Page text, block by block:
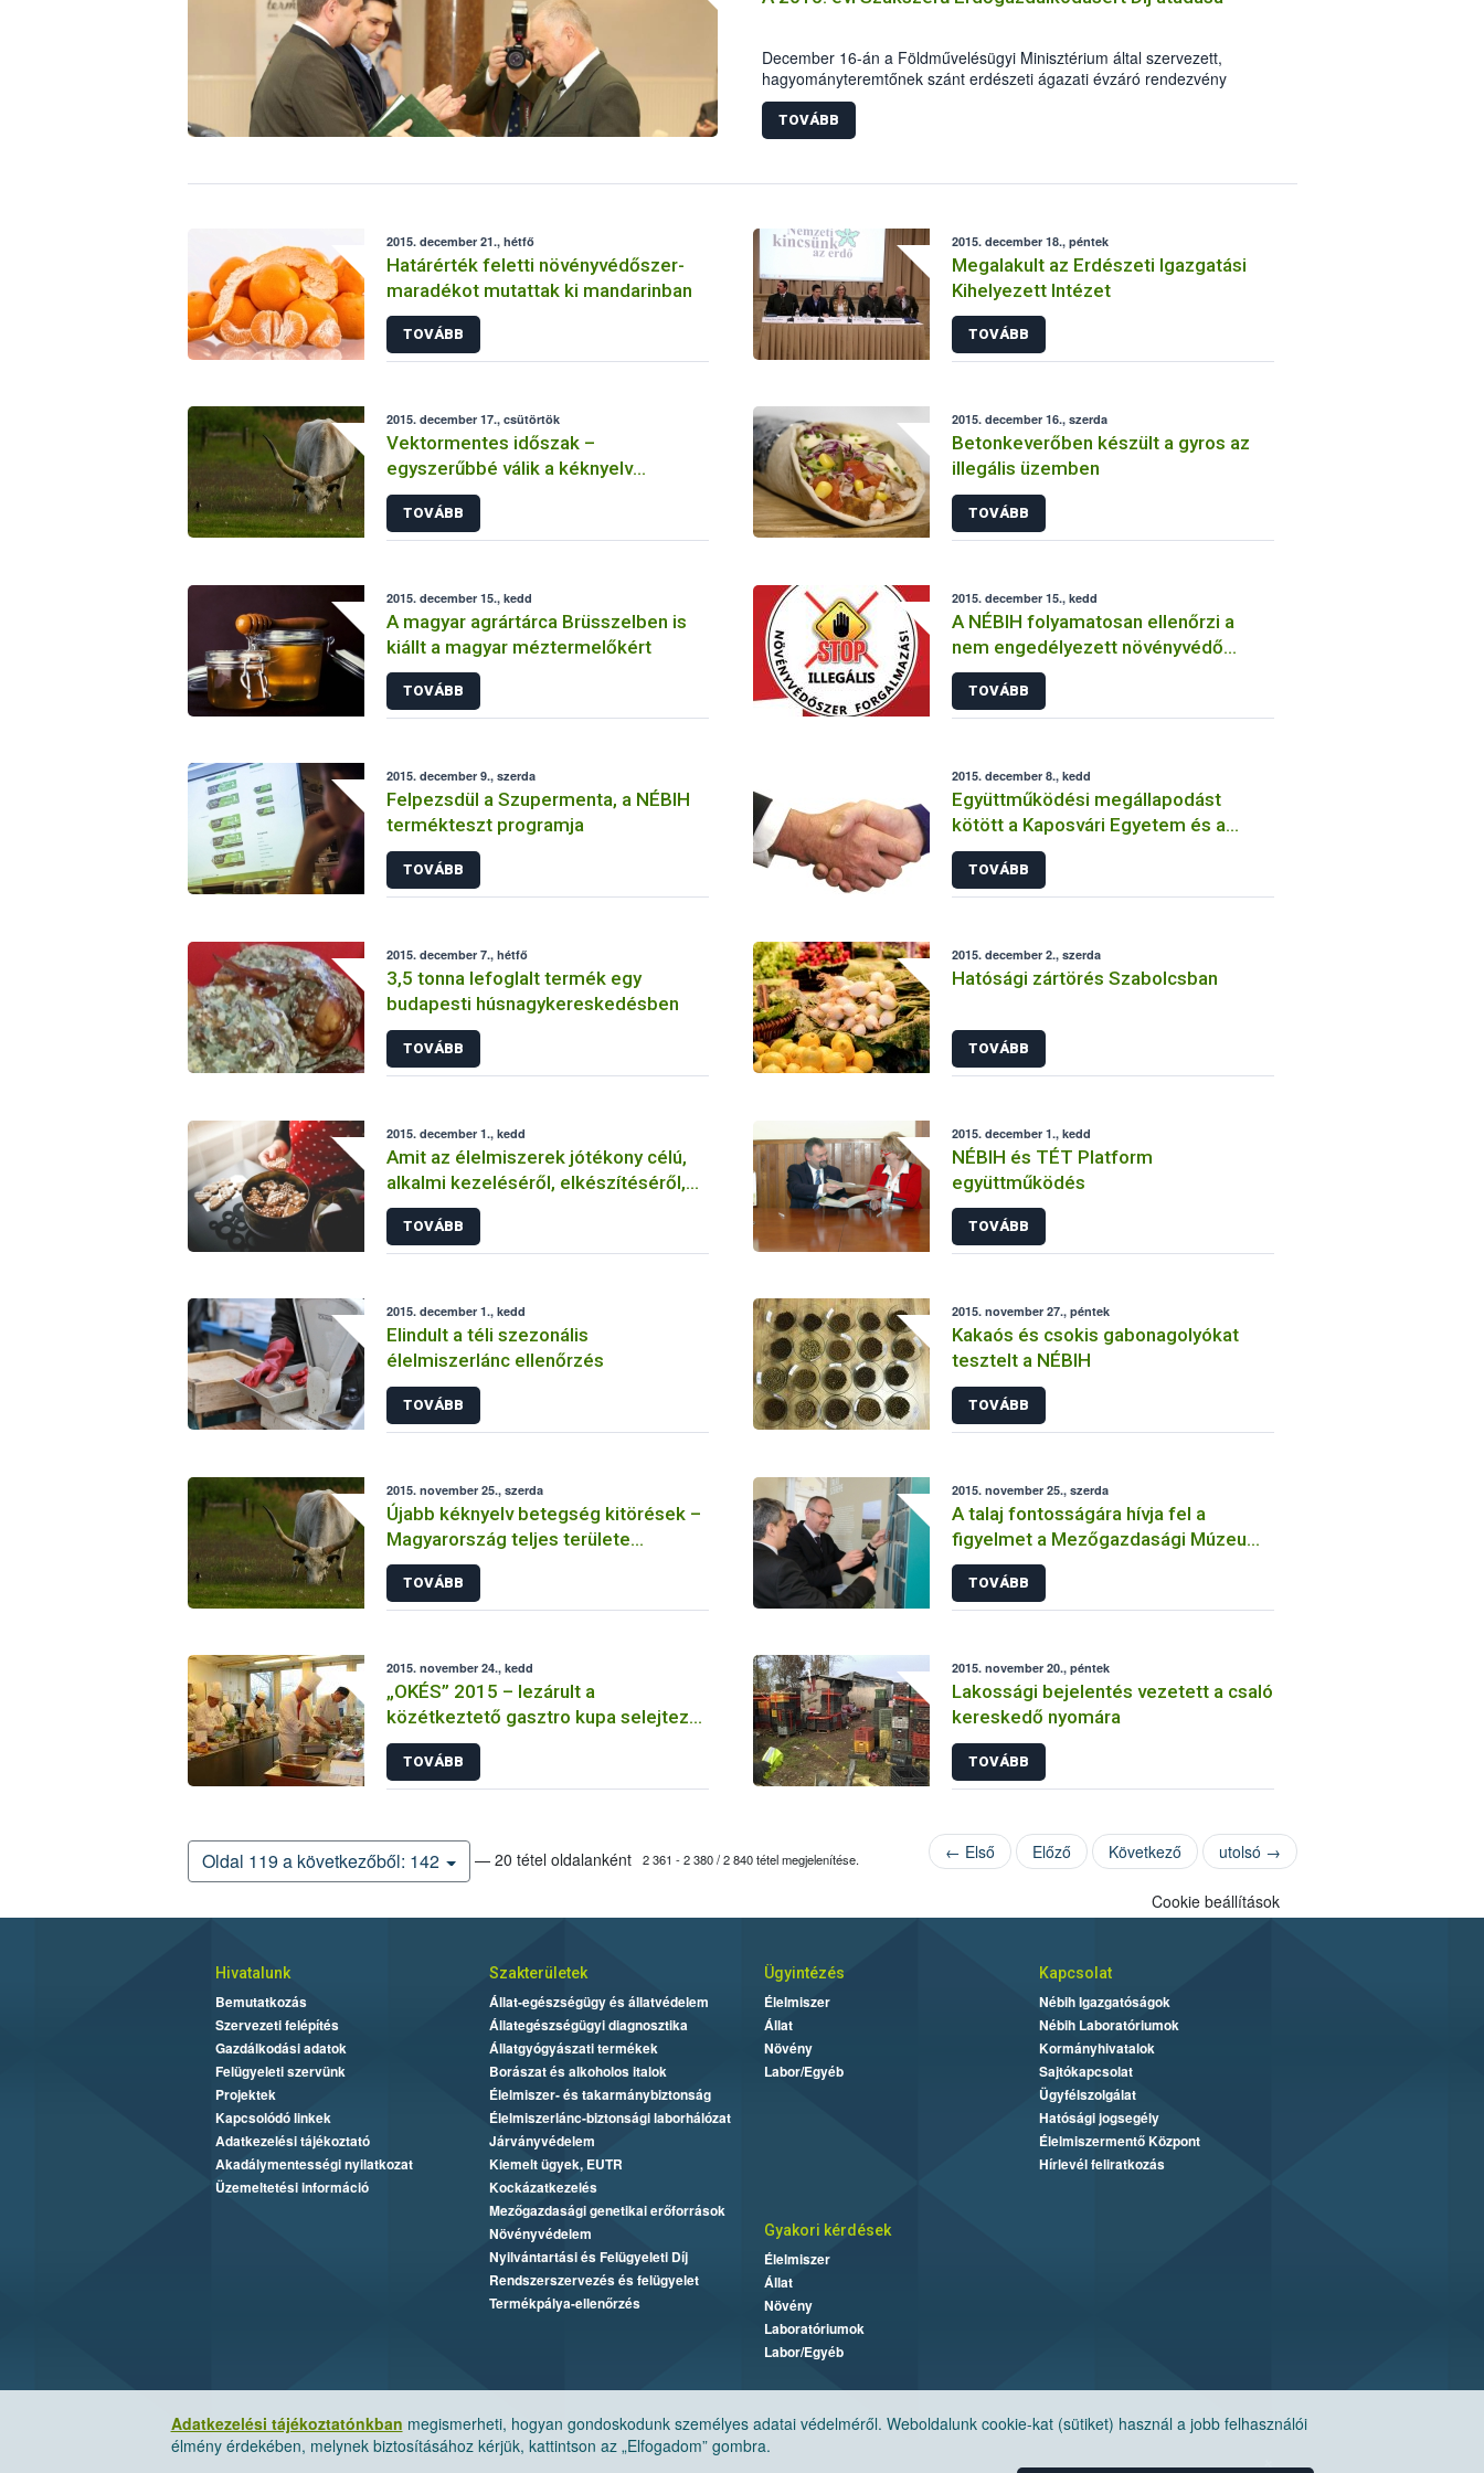
December 16-án a Földművelésügyi Minisztérium által szervezett,
hagyományteremtőnek szánt erdészeti ágazati évzáró rendezvény
keretében került sor a „Szakszerű Erdőgazdálkodásért Díj” átadására.
TOVÁBB
2015. december 21., hétfő
Határérték feletti növényvédőszer-
maradékot mutattak ki mandarinban
TOVÁBB
2015. december 18., péntek
Megalakult az Erdészeti Igazgatási
Kihelyezett Intézet
TOVÁBB
2015. december 17., csütörtök
Vektormentes időszak –
egyszerűbbé válik a kéknyelv
betegségre fogékony állatok
kiszállítása
TOVÁBB
2015. december 16., szerda
Betonkeverőben készült a gyros az
illegális üzemben
TOVÁBB
2015. december 15., kedd
A magyar agrártárca Brüsszelben is
kiállt a magyar méztermelőkért
TOVÁBB
2015. december 15., kedd
A NÉBIH folyamatosan ellenőrzi a
nem engedélyezett növényvédő
szerek forgalmazását és
felhasználását
TOVÁBB
2015. december 9., szerda
Felpezsdül a Szupermenta, a NÉBIH
termékteszt programja
TOVÁBB
2015. december 8., kedd
Együttműködési megállapodást
kötött a Kaposvári Egyetem és a
NÉBIH
TOVÁBB
2015. december 7., hétfő
3,5 tonna lefoglalt termék egy
budapesti húsnagykereskedésben
TOVÁBB
2015. december 2., szerda
Hatósági zártörés Szabolcsban
TOVÁBB
2015. december 1., kedd
Amit az élelmiszerek jótékony célú,
alkalmi kezeléséről, elkészítéséről,
tárolásáról és felszolgálásáról tudni
érdemes
TOVÁBB
2015. december 1., kedd
NÉBIH és TÉT Platform
együttműködés
TOVÁBB
2015. december 1., kedd
Elindult a téli szezonális
élelmiszerlánc ellenőrzés
TOVÁBB
2015. november 27., péntek
Kakaós és csokis gabonagolyókat
tesztelt a NÉBIH
TOVÁBB
2015. november 25., szerda
Újabb kéknyelv betegség kitörések –
Magyarország teljes területe
védőkörzetté vált
TOVÁBB
2015. november 25., szerda
A talaj fontosságára hívja fel a
figyelmet a Mezőgazdasági Múzeum
időszaki kiállítása
TOVÁBB
2015. november 24., kedd
„OKÉS” 2015 – lezárult a
közétkeztető gasztro kupa selejtező
és elődöntő szakasza
TOVÁBB
2015. november 20., péntek
Lakossági bejelentés vezetett a csaló
kereskedő nyomára
TOVÁBB
Oldal 119 a következőből: 142 — 20 tétel oldalanként 2 361 - 2 380 / 2 840 tétel megjelenítése. ← Első Előző Következő utolsó →
Adatkezelési tájékoztatónkban megismerheti, hogyan gondoskodunk személyes adatai védelméről. Weboldalunk cookie-kat (sütiket) használ a jobb felhasználói
élmény érdekében, melynek biztosításához kérjük, kattintson az „Elfogadom” gombra.
Cookie beállítások
Hivatalunk
Bemutatkozás
Szervezeti felépítés
Gazdálkodási adatok
Felügyeleti szervünk
Projektek
Kapcsolódó linkek
Adatkezelési tájékoztató
Akadálymentességi nyilatkozat
Üzemeltetési információ
Szakterületek
Állat-egészségügy és állatvédelem
Állategészségügyi diagnosztika
Állatgyógyászati termékek
Borászat és alkoholos italok
Élelmiszer- és takarmánybiztonság
Élelmiszerlánc-biztonsági laborhálózat
Járványvédelem
Kiemelt ügyek, EUTR
Kockázatkezelés
Mezőgazdasági genetikai erőforrások
Növényvédelem
Nyilvántartási és Felügyeleti Díj
Rendszerszervezés és felügyelet
Termékpálya-ellenőrzés
Ügyintézés
Élelmiszer
Állat
Növény
Labor/Egyéb
Kapcsolat
Nébih Igazgatóságok
Nébih Laboratóriumok
Kormányhivatalok
Sajtókapcsolat
Ügyfélszolgálat
Hatósági jogsegély
Élelmiszermentő Központ
Hírlevél feliratkozás
Gyakori kérdések
Élelmiszer
Állat
Növény
Laboratóriumok
Labor/Egyéb